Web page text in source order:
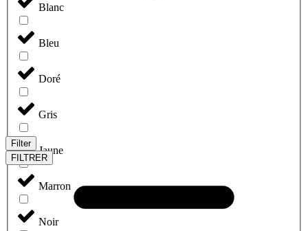
Blanc
Bleu
Doré
Gris
Jaune
Marron
Noir
Filter
FILTRER